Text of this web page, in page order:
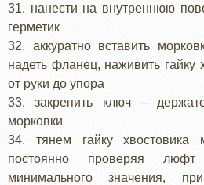
31. нанести на внутреннюю
герметик
32. аккуратно вставить
надеть фланец, наживить гайку
от руки до упора
33. закрепить ключ –
морковки
34. тянем гайку хвостовика
постоянно проверяя
минимального значения,